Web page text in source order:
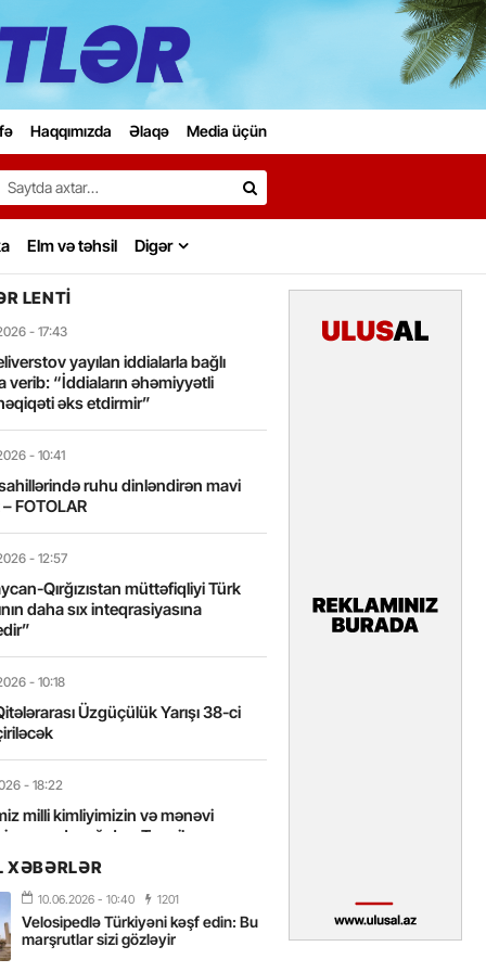
Haqqımızda Əlaqə Media üçün
Search…
Elm və təhsil Digər
LENTI
- 17:43
yayılan iddialarla bağlı
verib: “İddiaların əhəmiyyətli
əks etdirmir”
- 10:41
ruhu dinləndirən mavi
FOTOLAR
- 12:57
Qırğızıstan müttəfiqliyi Türk
daha sıx inteqrasiyasına
- 10:18
Üzgüçülük Yarışı 38-ci
- 18:22
milli kimliyimizin və mənəvi
əsas dayağıdır – Tənzilə
- 16:58
yalnız böyük liderlər dəyişir
XƏBƏRLƏR
10.06.2026 - 10:40 1201
Velosipedlə Türkiyəni kəşf edin: Bu
marşrutlar sizi gözləyir